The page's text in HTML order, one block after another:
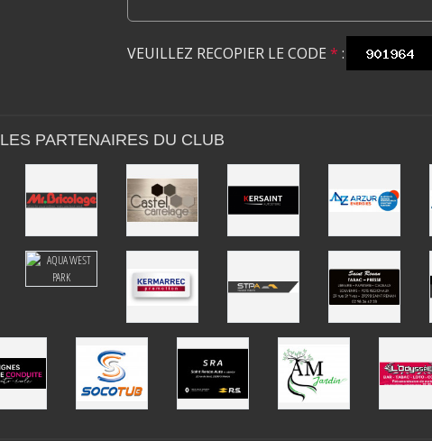
VEUILLEZ RECOPIER LE CODE * :
LES PARTENAIRES DU CLUB